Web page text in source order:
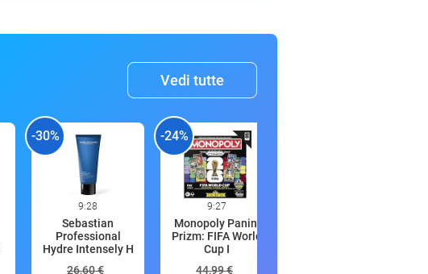
Vedi tutte
-30%
9:28
Sebastian
Professional
Hydre Intensely H
26,60 €
-24%
9:27
Monopoly Panini
Prizm: FIFA World
Cup I
44,99 €